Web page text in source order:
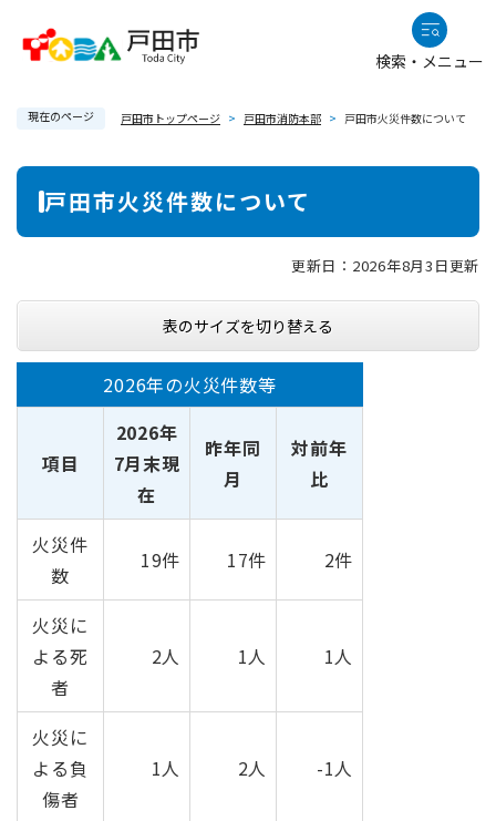
検索・メニュー
現在のページ 戸田市トップページ > 戸田市消防本部 > 戸田市火災件数について
本
戸田市火災件数について
更新日：2026年8月3日更新
表のサイズを切り替える
2026年の火災件数等
項目
2026年
7月末現
在
昨年同
月
対前年
比
火災件
数
19件 17件 2件
火災に
よる死
者
2人 1人 1人
火災に
よる負
傷者
1人 2人 -1人